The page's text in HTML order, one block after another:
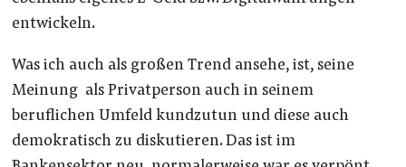
entwickeln.
Was ich auch als großen Trend ansehe, ist, seine
Meinung als Privatperson auch in seinem
beruflichen Umfeld kundzutun und diese auch
demokratisch zu diskutieren. Das ist im